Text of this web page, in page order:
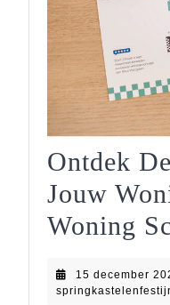
Ontdek
Jouw
Woning
15 december